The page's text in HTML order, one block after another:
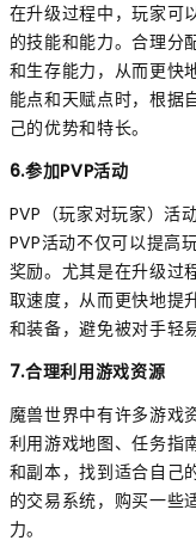
在升级过程中，玩家可
的技能和能力。合理分
和生存能力，从而更快
能点和天赋点时，根据
己的优势和特长。
6.参加PVP活动
PVP（玩家对玩家）活
PVP活动不仅可以提高
奖励。尤其是在升级过
取速度，从而更快地提
和装备，避免被对手轻
7.合理利用游戏资源
魔兽世界中有许多游戏
利用游戏地图、任务指
和副本，找到适合自己
的交易系统，购买一些
力。